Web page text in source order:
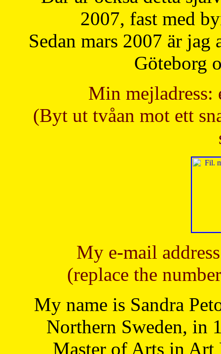
2007, fast med
Sedan mars 2007 är
Göteborg
Min mejladress:
(Byt ut tvåan mot ett
My e-mail
(replace the
My name is Sandra
Northern Sweden, in
Master of Arts in Art